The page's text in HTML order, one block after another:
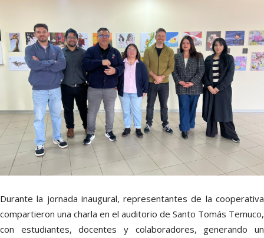
Durante la jornada inaugural, representantes de la cooperativa
compartieron una charla en el auditorio de Santo Tomás Temuco,
con estudiantes, docentes y colaboradores, generando un